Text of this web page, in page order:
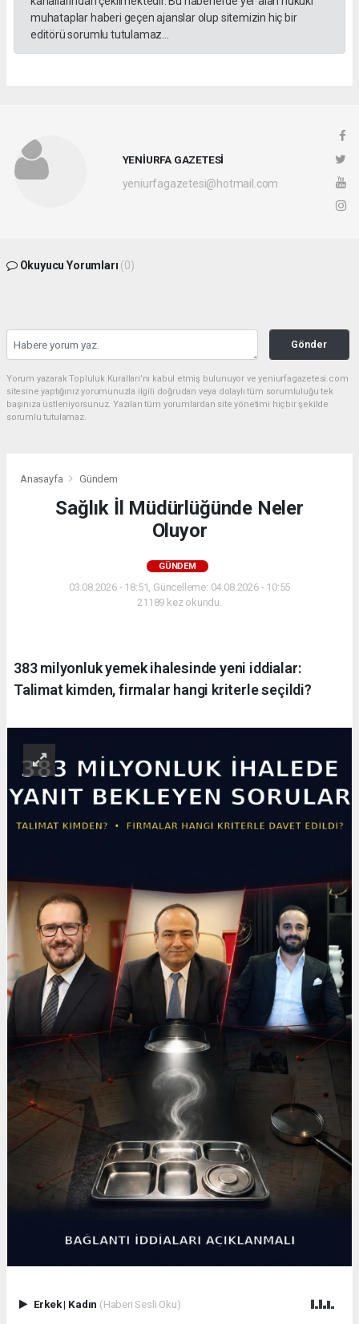
muhataplar haberi geçen ajanslar olup sitemizin hiç bir
editörü sorumlu tutulamaz...
YENİURFA GAZETESİ
yeniurfagazetesi@hotmail.com
Okuyucu Yorumları (0)
Gönder
Yorum yazarak Topluluk Kuralları’nı kabul etmiş bulunuyor ve yeniurfagazetesi.com
sitesine yaptığınız yorumunuzla ilgili doğrudan veya dolaylı tüm sorumluluğu tek
başınıza üstleniyorsunuz. Yazılan tüm yorumlardan site yönetimi hiçbir şekilde
sorumlu tutulamaz.
Anasayfa Gündem
Sağlık İl Müdürlüğünde Neler
Oluyor
GÜNDEM
03.08.2026 - 18:51, Güncelleme: 04.08.2026 - 10:55
21189 kez okundu.
383 milyonluk yemek ihalesinde yeni iddialar:
Talimat kimden, firmalar hangi kriterle seçildi?
Erkek| Kadın (Haberi Sesli Oku)